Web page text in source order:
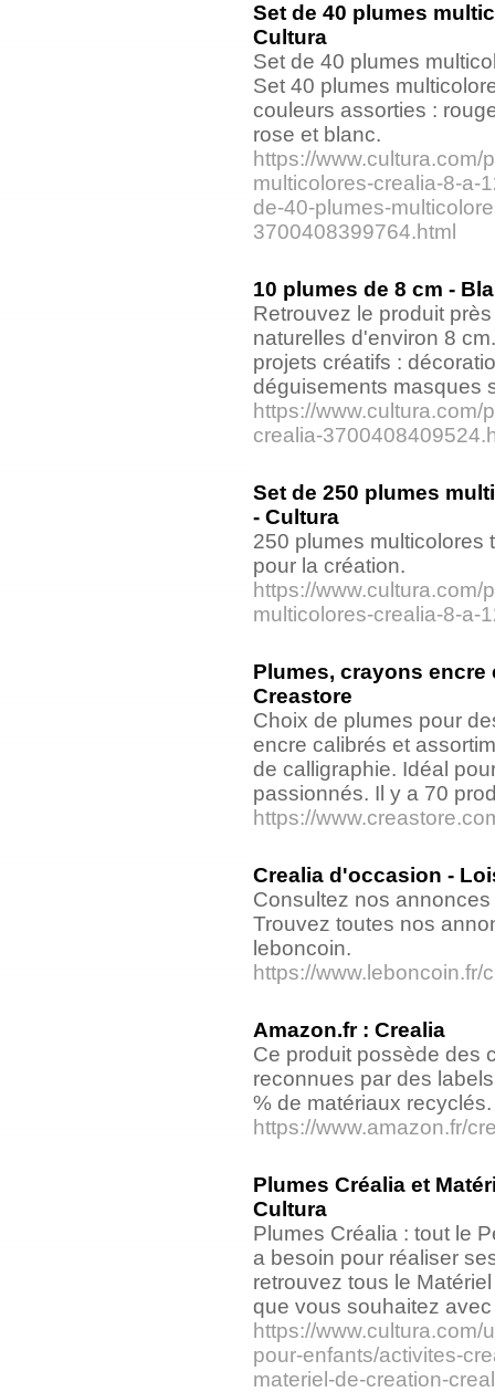
Set de 40 plumes
Cultura
Set de 40 plumes
Set 40 plumes
couleurs assorties :
rose et blanc.
https://www.cultura.com/
multicolores-crealia-8-a-
de-40-plumes-
3700408399764.html
10 plumes de 8 cm -
Retrouvez le produit
naturelles d'environ 8
projets créatifs :
déguisements masques
https://
crealia-
Set de 250 plumes
- Cultura
250 plumes multicolores
pour la création.
https://www.cultura.com/
multicolores-crealia-8-a-
Plumes, crayons encre
Creastore
Choix de plumes pour
encre calibrés et
de calligraphie. Idéal
passionnés. Il y a 70
https://
Crealia d'occasion -
Consultez nos
Trouvez toutes nos
leboncoin.
https://www.leboncoin.fr/
Amazon.fr : Crealia
Ce produit possède des
reconnues par des
% de matériaux recyclés.
https://www.amazon.fr/
Plumes Créalia et
Cultura
Plumes Créalia : tout le
a besoin pour réaliser
retrouvez tous le
que vous souhaitez
https://www.cultura.com/
pour-enfants/activites-
materiel-de-creation-